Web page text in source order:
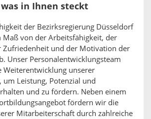
in Ihnen steckt
der Bezirksregierung Düsseldorf
Maß von der Arbeitsfähigkeit, der
Zufriedenheit und der Motivation der
Unser Personalentwicklungsteam
Weiterentwicklung unserer
Leistung, Potenzial und
und zu fördern. Neben einem
fördern wir die
Mitarbeiterschaft durch zahlreiche